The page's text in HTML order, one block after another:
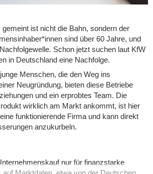
ist nicht die Bahn, sondern der
sind über 60 Jahre, und
Schon jetzt suchen laut KfW
in Deutschland eine Nachfolge.
Menschen, die den Weg ins
Neugründung, bieten diese Betriebe
und ein erprobtes Team. Die
wirklich am Markt ankommt, ist hier
funktionierende Firma und kann direkt
anzukurbeln.
nur für finanzstarke